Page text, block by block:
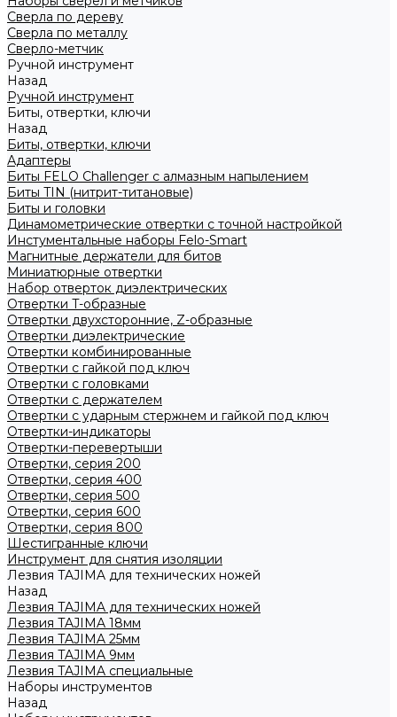
Сверла по дереву
Сверла по металлу
Сверло-метчик
Ручной инструмент
Назад
Ручной инструмент
Биты, отвертки, ключи
Назад
Биты, отвертки, ключи
Адаптеры
Биты FELO Challenger с алмазным напылением
Биты TIN (нитрит-титановые)
Биты и головки
Динамометрические отвертки с точной настройкой
Инстументальные наборы Felo-Smart
Магнитные держатели для битов
Миниатюрные отвертки
Набор отверток диэлектрических
Отвертки T-образные
Отвертки двухсторонние, Z-образные
Отвертки диэлектрические
Отвертки комбинированные
Отвертки с гайкой под ключ
Отвертки с головками
Отвертки с держателем
Отвертки с ударным стержнем и гайкой под ключ
Отвертки-индикаторы
Отвертки-перевертыши
Отвертки, серия 200
Отвертки, серия 400
Отвертки, серия 500
Отвертки, серия 600
Отвертки, серия 800
Шестигранные ключи
Инструмент для снятия изоляции
Лезвия TAJIMA для технических ножей
Назад
Лезвия TAJIMA для технических ножей
Лезвия TAJIMA 18мм
Лезвия TAJIMA 25мм
Лезвия TAJIMA 9мм
Лезвия TAJIMA специальные
Наборы инструментов
Назад